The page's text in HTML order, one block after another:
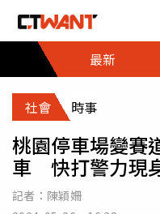
最新
社會 時事
桃園停車場變賽
車 快打警力現
記者： 陳穎姍